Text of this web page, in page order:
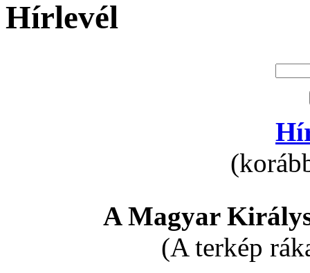
Hírlevél
A Magyar
(A terkép